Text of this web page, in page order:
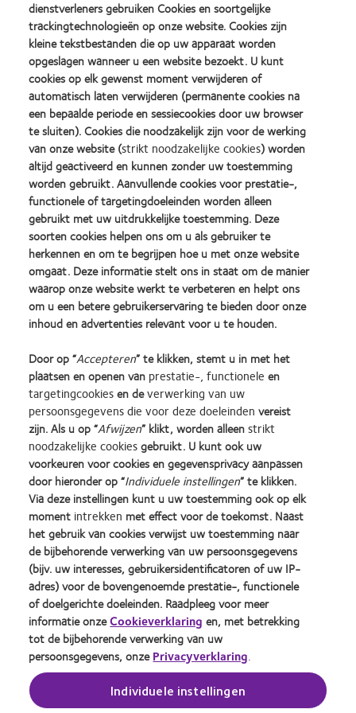
Aquaform®-technologie
Vormt een geoptimaliseerde balans tussen hoge
zuurstofdoorlaatbaarheid, goed watergehalte en optimale
modulus voor meer luchtdoorlatendheid en vocht in een
zachte, flexibele lens.
Learn
more
about
Silmo
d’Or
best
product
award
met
MyDay™
(2013)
Learn
more
about
Contact
Lens
Product
the
Year
(2013)
Learn
more
about
2012
&
2010
Best
Companies
for
Leaders
(2012)
Learn
more
about
2011
Best
Factory
Awards
(2011)
Learn
more
about
ODMA
2011
(2011)
Learn
more
about
2012
REBRAND
100®
Global
Award
(2012)
Practitioner Home
Contact
Servicevoorwaarden
Cookie beleid
Privacybeleid
Site voor consumenten
Toestemmingsvoorkeuren
beheren
Inloggen
dienstverleners gebruiken Cookies en soortgelijke
trackingtechnologieën op onze website. Cookies zijn
kleine tekstbestanden die op uw apparaat worden
opgeslagen wanneer u een website bezoekt. U kunt
cookies op elk gewenst moment verwijderen of
automatisch laten verwijderen (permanente cookies na
een bepaalde periode en sessiecookies door uw browser
te sluiten). Cookies die noodzakelijk zijn voor de werking
van onze website (strikt noodzakelijke cookies) worden
altijd geactiveerd en kunnen zonder uw toestemming
worden gebruikt. Aanvullende cookies voor prestatie-,
functionele of targetingdoeleinden worden alleen
gebruikt met uw uitdrukkelijke toestemming. Deze
soorten cookies helpen ons om u als gebruiker te
herkennen en om te begrijpen hoe u met onze website
omgaat. Deze informatie stelt ons in staat om de manier
waarop onze website werkt te verbeteren en helpt ons
om u een betere gebruikerservaring te bieden door onze
inhoud en advertenties relevant voor u te houden.
Door op “Accepteren” te klikken, stemt u in met het
plaatsen en openen van prestatie-, functionele en
targetingcookiesen deverwerking van uw
persoonsgegevens die voor deze doeleinden vereist
zijn. Als u op “Afwijzen” klikt, worden alleenstrikt
noodzakelijke cookiesgebruikt. U kunt ook uw
voorkeuren voor cookies en gegevensprivacy aanpassen
door hieronder op “Individuele instellingen” te klikken.
Via deze instellingen kunt u uw toestemming ook op elk
moment intrekken met effect voor de toekomst. Naast
het gebruik van cookies verwijst uw toestemming naar
de bijbehorende verwerking van uw persoonsgegevens
(bijv. uw interesses, gebruikersidentificatoren of uw IP-
adres) voor de bovengenoemde prestatie-, functionele
of doelgerichte doeleinden. Raadpleeg voor meer
informatie onzeCookieverklaring en, met betrekking
tot de bijbehorende verwerking van uw
persoonsgegevens, onzePrivacyverklaring.
Individuele instellingen